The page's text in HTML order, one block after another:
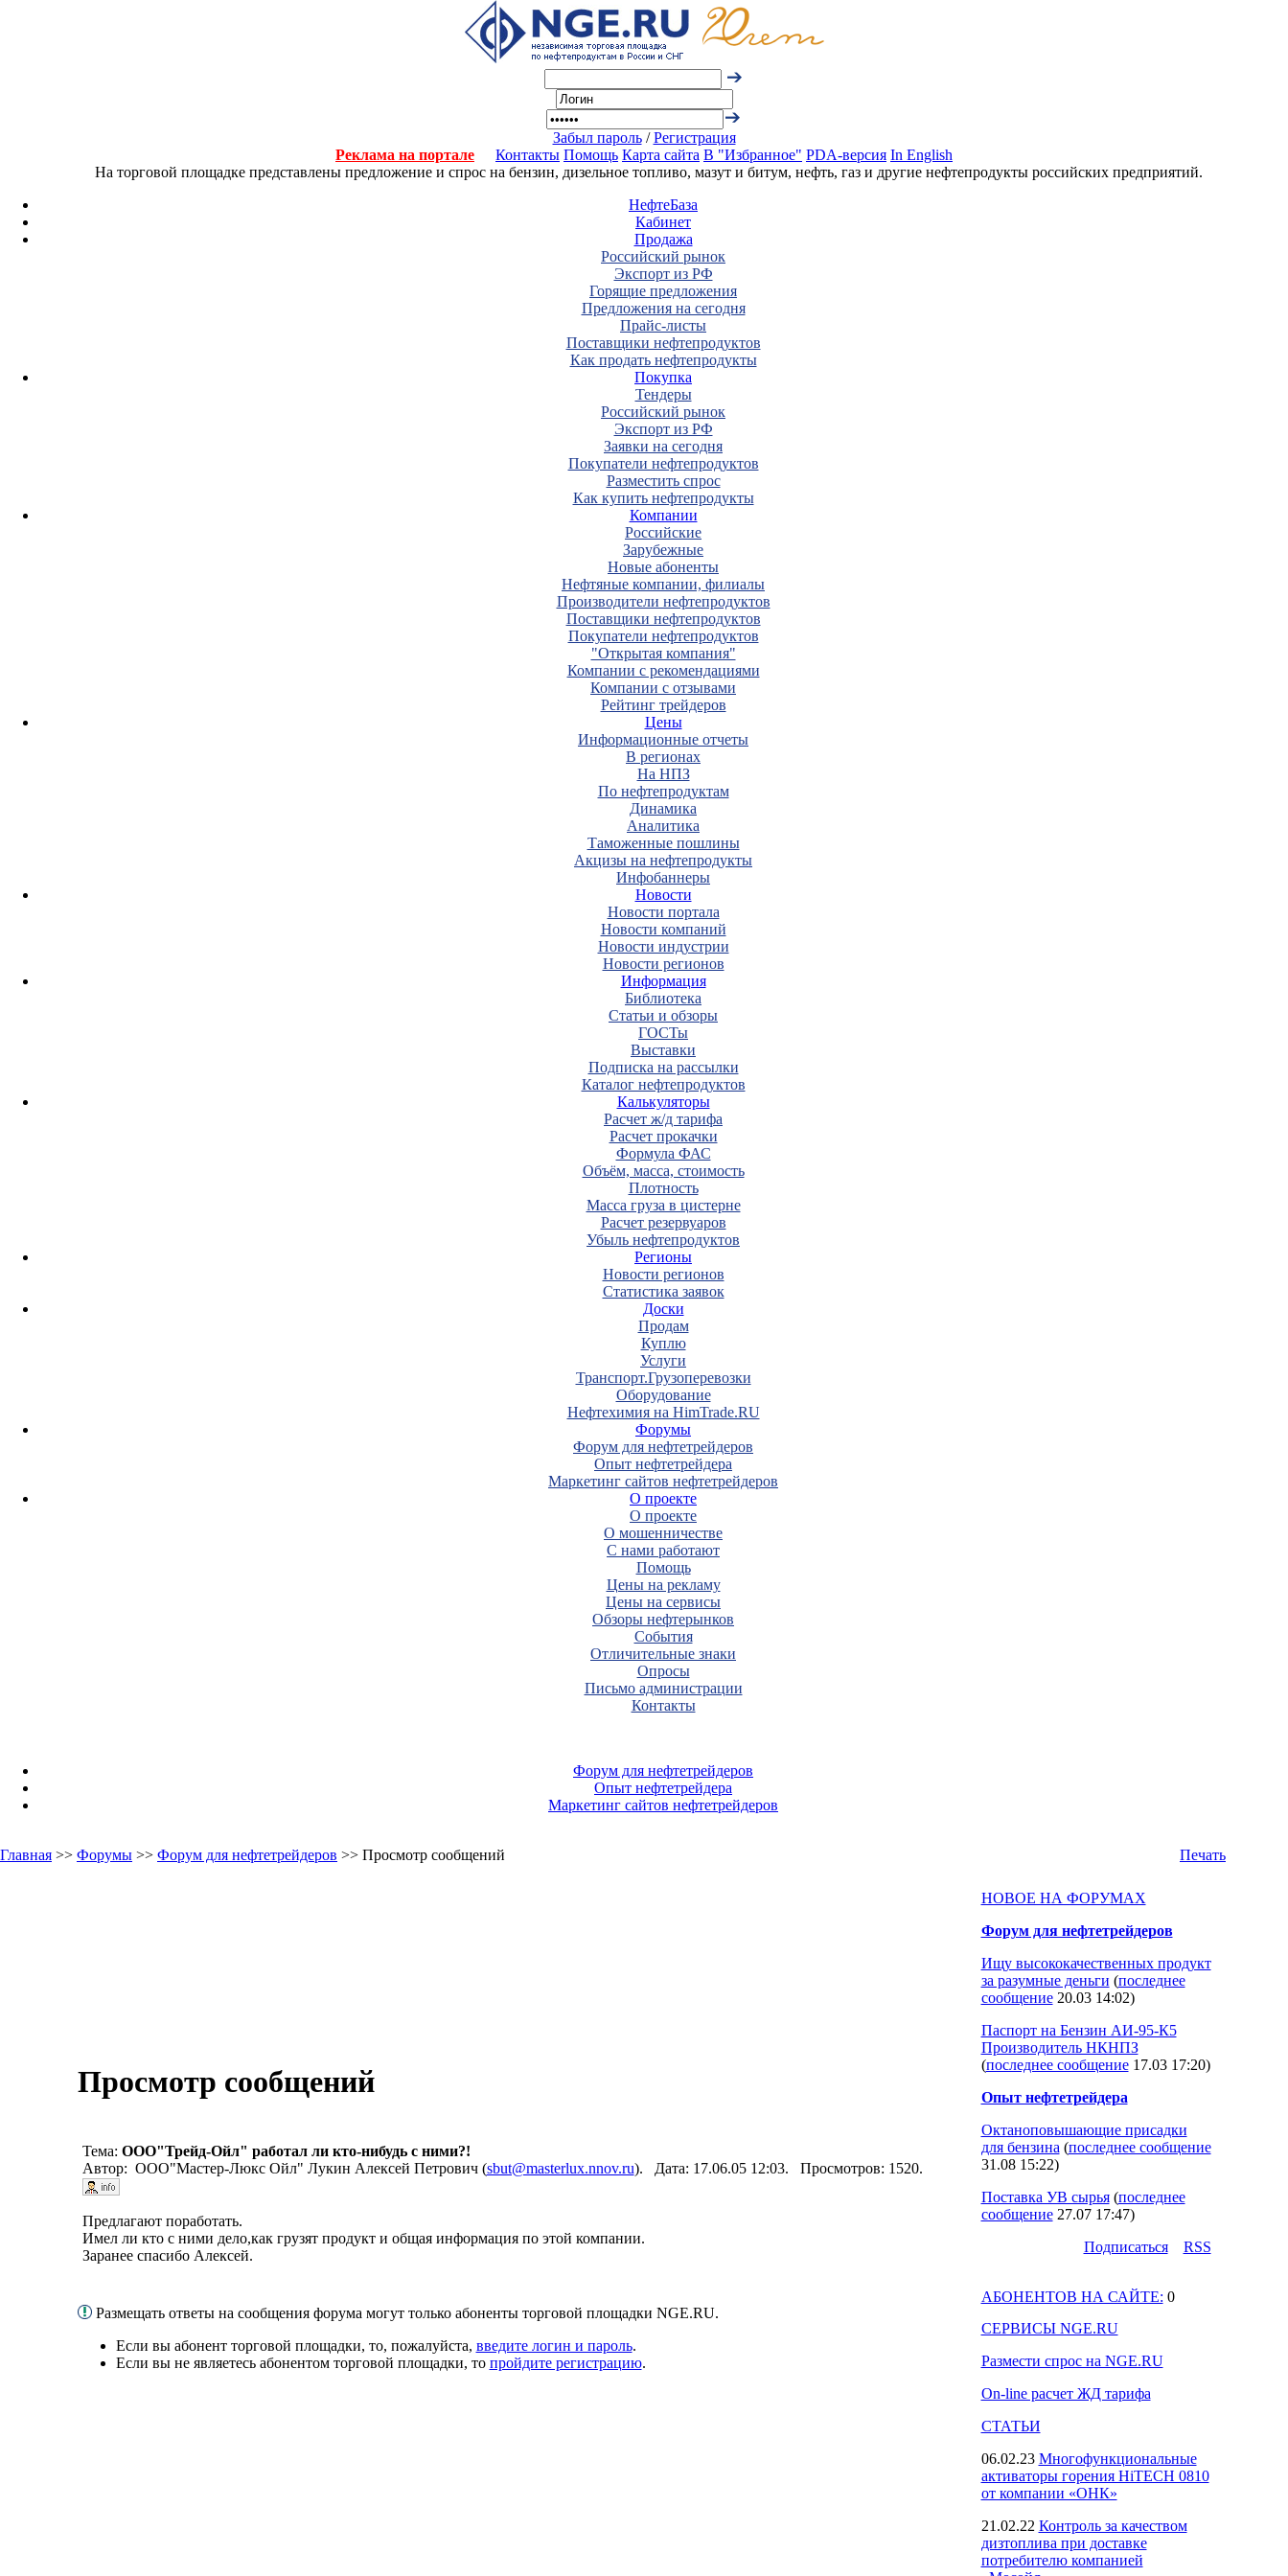
Забыл пароль/Регистрация
Реклама на портале
Контакты Помощь Карта сайта В "Избранное" PDA-версия In English
На торговой площадке представлены предложение и спрос на бензин, дизельное топливо, мазут и битум, нефть, газ и другие нефтепродукты российских предприятий.
НефтеБаза
Кабинет
Продажа
Российский рынок
Экспорт из РФ
Горящие предложения
Предложения на сегодня
Прайс-листы
Поставщики нефтепродуктов
Как продать нефтепродукты
Покупка
Тендеры
Российский рынок
Экспорт из РФ
Заявки на сегодня
Покупатели нефтепродуктов
Разместить спрос
Как купить нефтепродукты
Компании
Российские
Зарубежные
Новые абоненты
Нефтяные компании, филиалы
Производители нефтепродуктов
Поставщики нефтепродуктов
Покупатели нефтепродуктов
"Открытая компания"
Компании с рекомендациями
Компании с отзывами
Рейтинг трейдеров
Цены
Информационные отчеты
В регионах
На НПЗ
По нефтепродуктам
Динамика
Аналитика
Таможенные пошлины
Акцизы на нефтепродукты
Инфобаннеры
Новости
Новости портала
Новости компаний
Новости индустрии
Новости регионов
Информация
Библиотека
Статьи и обзоры
ГОСТы
Выставки
Подписка на рассылки
Каталог нефтепродуктов
Калькуляторы
Расчет ж/д тарифа
Расчет прокачки
Формула ФАС
Объём, масса, стоимость
Плотность
Масса груза в цистерне
Расчет резервуаров
Убыль нефтепродуктов
Регионы
Новости регионов
Статистика заявок
Доски
Продам
Куплю
Услуги
Транспорт.Грузоперевозки
Оборудование
Нефтехимия на HimTrade.RU
Форумы
Форум для нефтетрейдеров
Опыт нефтетрейдера
Маркетинг сайтов нефтетрейдеров
О проекте
О проекте
О мошенничестве
С нами работают
Помощь
Цены на рекламу
Цены на сервисы
Обзоры нефтерынков
События
Отличительные знаки
Опросы
Письмо администрации
Контакты
Форум для нефтетрейдеров
Опыт нефтетрейдера
Маркетинг сайтов нефтетрейдеров
Главная >> Форумы >> Форум для нефтетрейдеров >> Просмотр сообщений Печать
Просмотр сообщений
Тема: ООО"Трейд-Ойл" работал ли кто-нибудь с ними?!
Автор: ООО"Мастер-Люкс Ойл" Лукин Алексей Петрович (sbut@masterlux.nnov.ru). Дата: 17.06.05 12:03. Просмотров: 1520.
Предлагают поработать.
Имел ли кто с ними дело,как грузят продукт и общая информация по этой компании.
Заранее спасибо Алексей.
Размещать ответы на сообщения форума могут только абоненты торговой площадки NGE.RU.
Если вы абонент торговой площадки, то, пожалуйста, введите логин и пароль.
Если вы не являетесь абонентом торговой площадки, то пройдите регистрацию.
НОВОЕ НА ФОРУМАХ
Форум для нефтетрейдеров
Ищу высококачественных продукт
за разумные деньги (последнее
сообщение 20.03 14:02)
Паспорт на Бензин АИ-95-К5
Производитель НКНПЗ
(последнее сообщение 17.03 17:20)
Опыт нефтетрейдера
Октаноповышающие присадки
для бензина (последнее сообщение
31.08 15:22)
Поставка УВ сырья(последнее
сообщение 27.07 17:47)
Подпиcаться
RSS
АБОНЕНТОВ НА САЙТЕ: 0
СЕРВИСЫ NGE.RU
Размести спрос на NGE.RU
On-line расчет ЖД тарифа
СТАТЬИ
06.02.23 Многофункциональные
активаторы горения HiTECH 0810
от компании «ОНК»
21.02.22 Контроль за качеством
дизтоплива при доставке
потребителю компанией